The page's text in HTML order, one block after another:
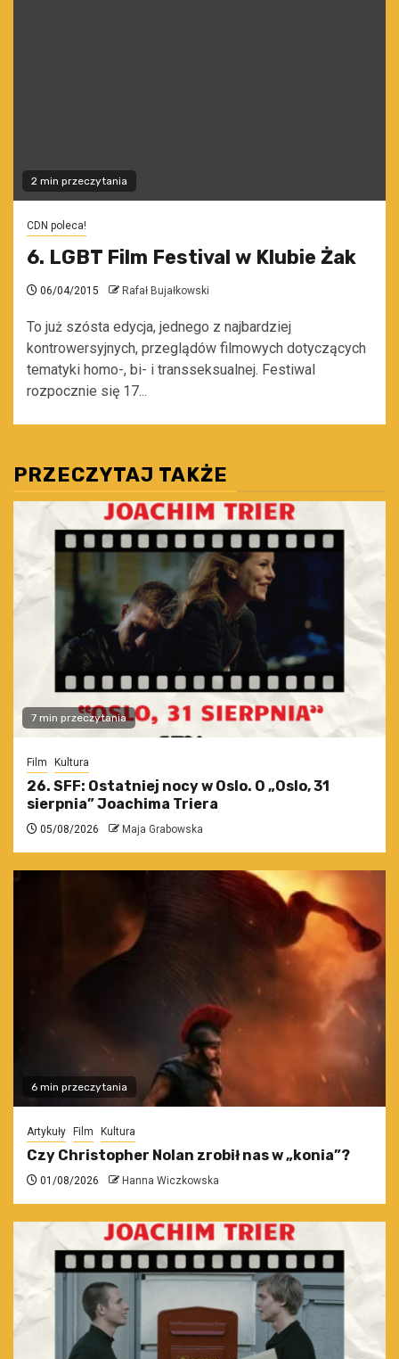
2 min przeczytania
CDN poleca!
6. LGBT Film Festival w Klubie Żak
06/04/2015 Rafał Bujałkowski
To już szósta edycja, jednego z najbardziej
kontrowersyjnych, przeglądów filmowych dotyczących
tematyki homo-, bi- i transseksualnej. Festiwal
rozpocznie się 17...
PRZECZYTAJ TAKŻE
7 min przeczytania
Film Kultura
26. SFF: Ostatniej nocy w Oslo. O „Oslo, 31
sierpnia” Joachima Triera
05/08/2026 Maja Grabowska
6 min przeczytania
Artykuły Film Kultura
Czy Christopher Nolan zrobił nas w „konia”?
01/08/2026 Hanna Wiczkowska